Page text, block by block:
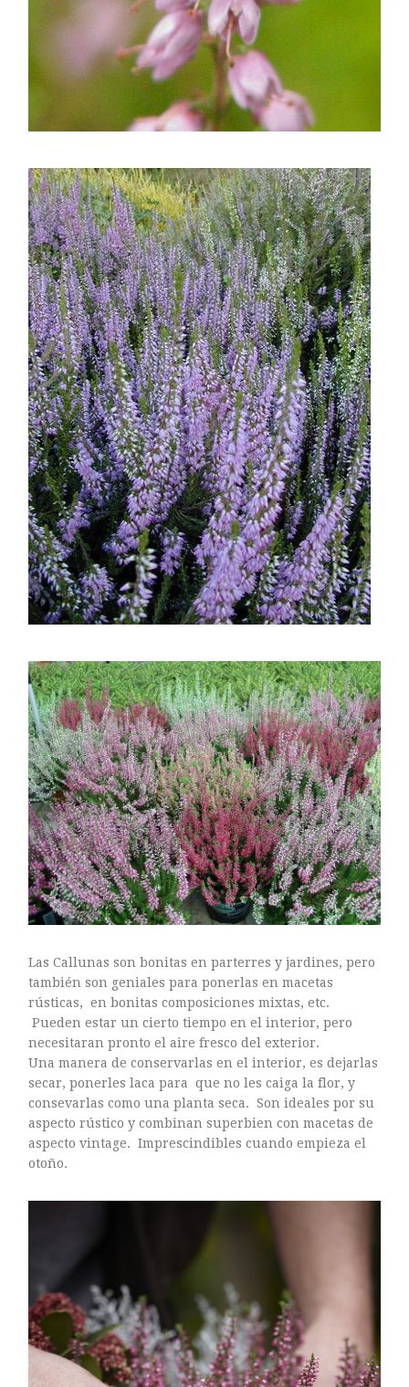
ASTILBE, EL SUEÑO DE UNA NOVIA
Isabel
RANUNCULOS, FRANCESILLAS …
Silvia
CALA: LA FLOR DEL AGUA
Silvia
Astilbe, las flores que sueñan
Julio
RANUNCULOS, FRANCESILLAS …
Las Callunas son bonitas en parterres y jardines, pero
también son geniales para ponerlas en macetas
rústicas, en bonitas composiciones mixtas, etc.
Pueden estar un cierto tiempo en el interior, pero
necesitaran pronto el aire fresco del exterior.
Una manera de conservarlas en el interior, es dejarlas
secar, ponerles laca para que no les caiga la flor, y
consevarlas como una planta seca. Son ideales por su
aspecto rústico y combinan superbien con macetas de
aspecto vintage. Imprescindibles cuando empieza el
otoño.